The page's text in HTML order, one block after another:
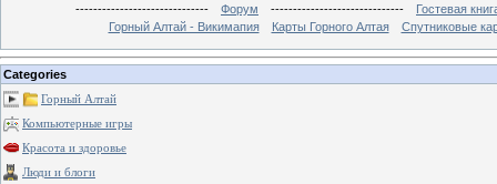
------------------------------
Форум ------------------------------
Гостевая
Горный Алтай - Викимапия
Карты Горного Алтая Спутниковые
Categories
Горный Алтай
Компьютерные игры
Красота и здоровье
Люди и блоги